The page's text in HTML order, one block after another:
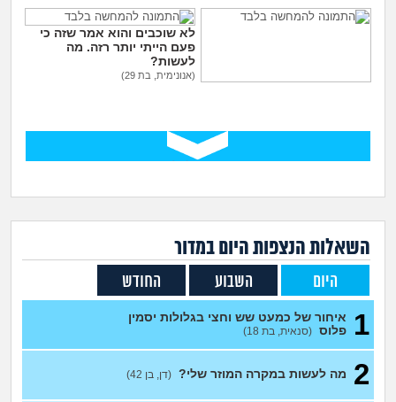
עצות חדשות
מה קורה כאן?
מדורים
זוגיות
הורות ומשפחה
מתבגרים
מהבקו"ם... ועד מתי?!
חיפוש שאלות
הרשמה
לא שוכבים והוא אמר שזה כי
פעם הייתי יותר רזה. מה
לעשות?
(אנונימית, בת 29)
השאלות הנצפות היוםבמדור
היום השבוע החודש
1
איחור של כמעט שש וחצי בגלולות יסמין
פלוס (סנאית, בת 18)
2 מה לעשות במקרה המוזר שלי? (דן, בן 42)